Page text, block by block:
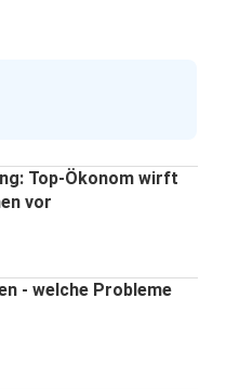
Top-Ökonom wirft
vor
- welche Probleme